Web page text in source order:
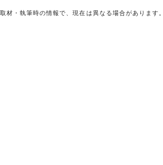
材・執筆時の情報で、現在は異なる場合があります。